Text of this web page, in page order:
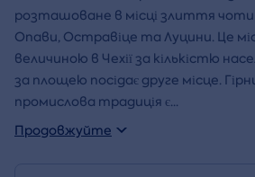
розташоване в місці злиття
Опави, Остравіце та Луцини. Це
величиною в Чехії за кількістю
за площею посідає друге місце.
промислова традиція є...
Продовжуйте